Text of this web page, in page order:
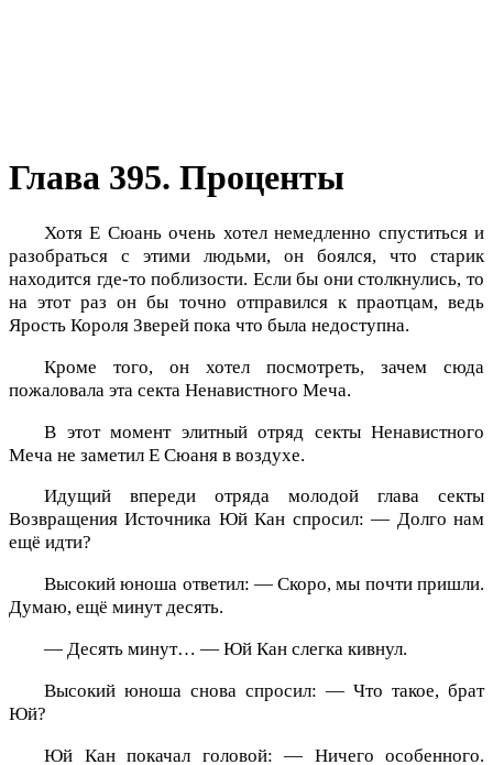
Глава 395. Проценты
Хотя Е Сюань очень хотел немедленно спуститься и
разобраться с этими людьми, он боялся, что старик
находится где-то поблизости. Если бы они столкнулись, то
на этот раз он бы точно отправился к праотцам, ведь
Ярость Короля Зверей пока что была недоступна.
Кроме того, он хотел посмотреть, зачем сюда
пожаловала эта секта Ненавистного Меча.
В этот момент элитный отряд секты Ненавистного
Меча не заметил Е Сюаня в воздухе.
Идущий впереди отряда молодой глава секты
Возвращения Источника Юй Кан спросил: — Долго нам
ещё идти?
Высокий юноша ответил: — Скоро, мы почти пришли.
Думаю, ещё минут десять.
— Десять минут… — Юй Кан слегка кивнул.
Высокий юноша снова спросил: — Что такое, брат
Юй?
Юй Кан покачал головой: — Ничего особенного.